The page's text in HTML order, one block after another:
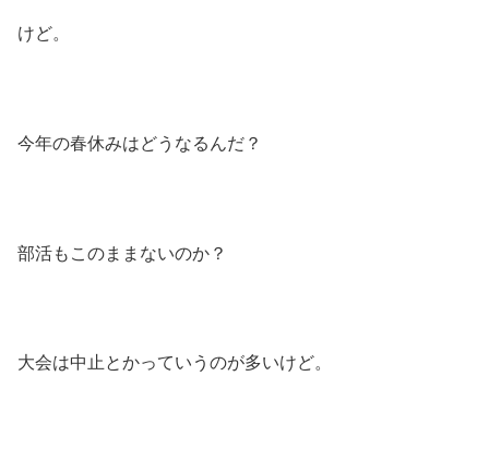
けど。
今年の春休みはどうなるんだ？
部活もこのままないのか？
大会は中止とかっていうのが多いけど。